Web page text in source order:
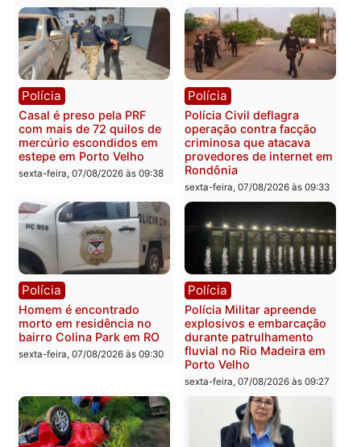
sexta-feira, 07/08/2026 às 18:49
Polícia
2 MILHÕES – Unnesa
apresenta documentos
que comprovam
na operação alvo da PF
sexta-feira, 07/08/2026 às 12:24
Polícia
Polícia Federal apreende
400 quilos de drogas e
prende motorista em RO
sexta-feira, 07/08/2026 às
Polícia
Casal é preso pela PRF
estepe em Porto Velho
sexta-feira, 07/08/2026 às 09:38
Polícia
Polícia Civil deflagra
operação contra facção
criminosa que atacava
provedores de internet
Rondônia
sexta-feira, 07/08/2026 às